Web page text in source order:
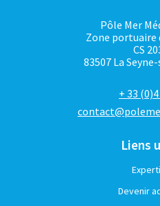
Pôle Mer
Zone portuaire
CS
83507 La
+ 33
Liens
Devenir